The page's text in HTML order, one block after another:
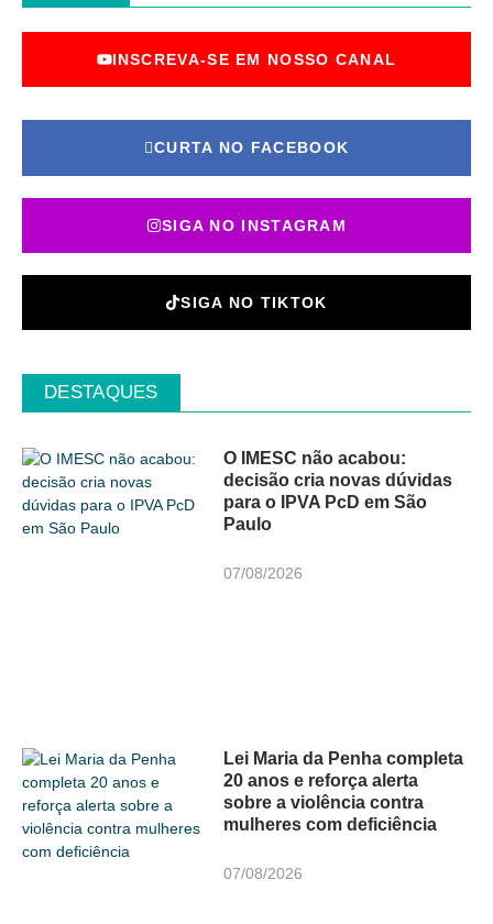
INSCREVA-SE EM NOSSO CANAL
CURTA NO FACEBOOK
SIGA NO INSTAGRAM
SIGA NO TIKTOK
DESTAQUES
O IMESC não acabou:
decisão cria novas dúvidas
para o IPVA PcD em São
Paulo
07/08/2026
Lei Maria da Penha completa
20 anos e reforça alerta
sobre a violência contra
mulheres com deficiência
07/08/2026